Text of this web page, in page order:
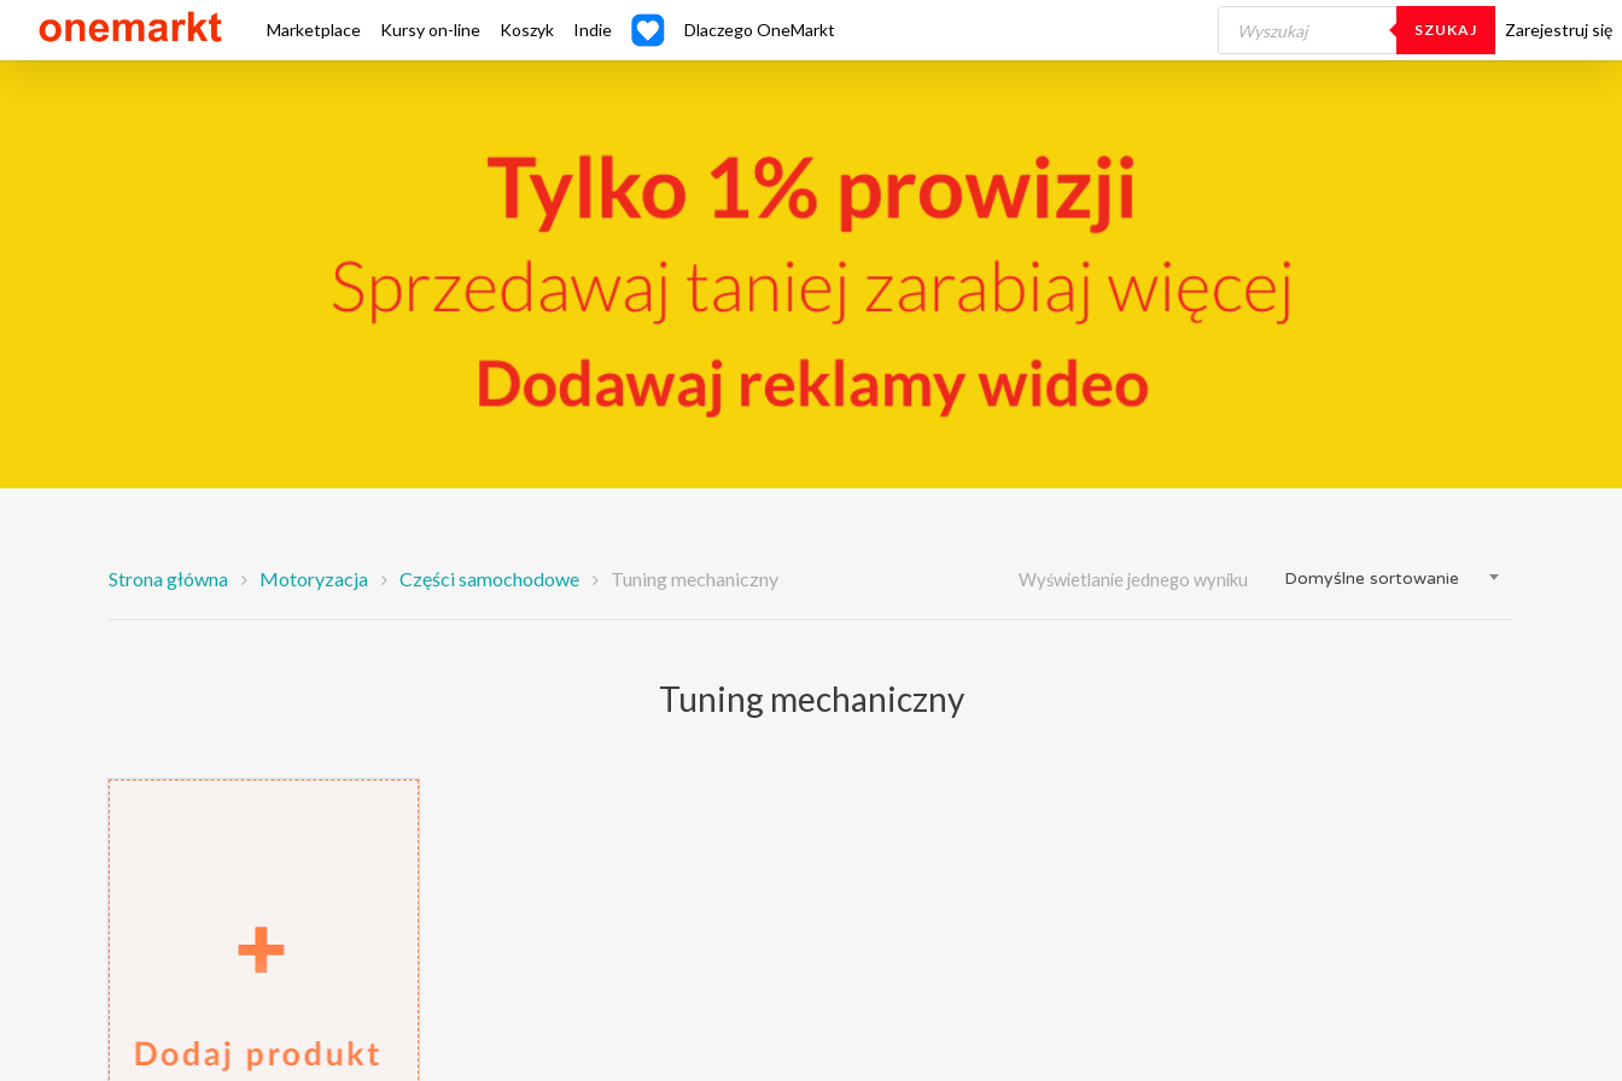
Marketplace Kursy on-line Koszyk Indie Dlaczego OneMarkt
Wyszukiwarka
produktów
SZUKAJ Zarejestruj się
Domyślne sortowanie
Wyświetlanie jednego wyniku
Strona główna Motoryzacja Części samochodowe Tuning mechaniczny
Tuning mechaniczny